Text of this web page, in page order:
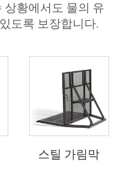
상황에서도 물의 유
도록 보장합니다.
스틸 가림막